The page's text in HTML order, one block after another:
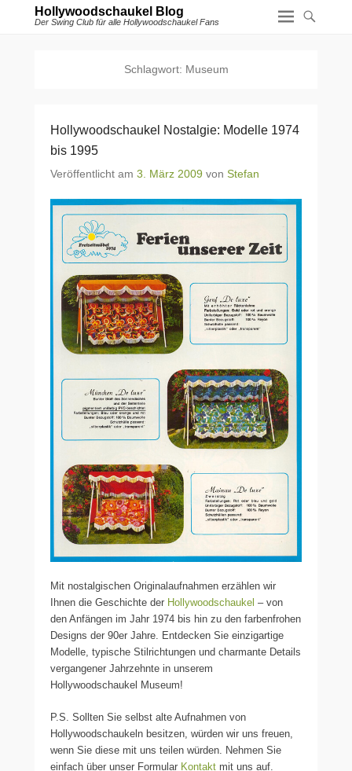
Hollywoodschaukel Blog
Der Swing Club für alle Hollywoodschaukel Fans
Schlagwort: Museum
Hollywoodschaukel Nostalgie: Modelle 1974
bis 1995
Veröffentlicht am 3. März 2009 von Stefan
Mit nostalgischen Originalaufnahmen erzählen wir
Ihnen die Geschichte der Hollywoodschaukel – von
den Anfängen im Jahr 1974 bis hin zu den farbenfrohen
Designs der 90er Jahre. Entdecken Sie einzigartige
Modelle, typische Stilrichtungen und charmante Details
vergangener Jahrzehnte in unserem
Hollywoodschaukel Museum!
P.S. Sollten Sie selbst alte Aufnahmen von
Hollywoodschaukeln besitzen, würden wir uns freuen,
wenn Sie diese mit uns teilen würden. Nehmen Sie
einfach über unser Formular Kontakt mit uns auf.